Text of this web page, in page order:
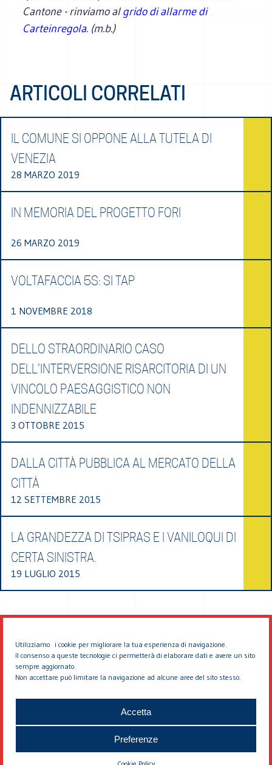
Utilizziamo i cookie per migliorare la tua esperienza di navigazione.
Il consenso a queste tecnologie ci permetterà di elaborare dati e avere un sito
sempre aggiornato.
Non accettare può limitare la navigazione ad alcune aree del sito stesso.
Accetta
Preferenze
Cantone - rinviamo algrido di allarme di
Carteinregola. (m.b.)
ARTICOLI CORRELATI
IL COMUNE SI OPPONE ALLA TUTELA DI
VENEZIA
28 MARZO 2019
IN MEMORIA DEL PROGETTO FORI
26 MARZO 2019
VOLTAFACCIA 5S: SI TAP
1 NOVEMBRE 2018
DELLO STRAORDINARIO CASO
DELL’INTERVERSIONE RISARCITORIA DI UN
VINCOLO PAESAGGISTICO NON
INDENNIZZABILE
3 OTTOBRE 2015
DALLA CITTÀ PUBBLICA AL MERCATO DELLA
CITTÀ
12 SETTEMBRE 2015
LA GRANDEZZA DI TSIPRAS E I VANILOQUI DI
CERTA SINISTRA.
19 LUGLIO 2015
© 2026 EDDYBURG